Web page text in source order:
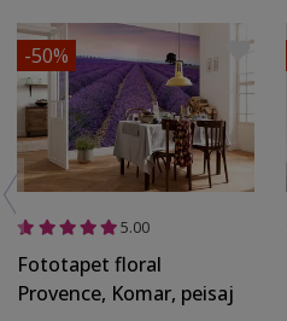
-50%
5.00
Fototapet floral
Provence, Komar, peisaj